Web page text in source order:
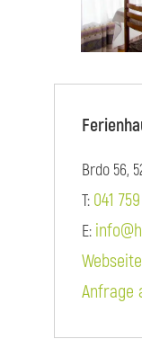
Brdo 56,
T: 041
E:
Webseite
Anfrage